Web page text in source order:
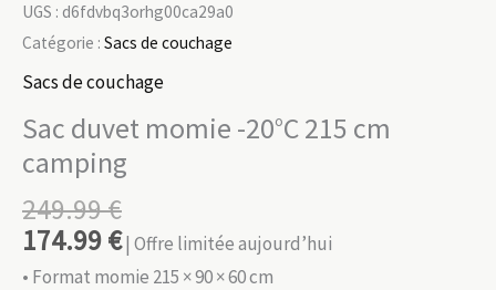
UGS : d6fdvbq3orhg00ca29a0
Catégorie : Sacs de couchage
Sacs de couchage
Sac duvet momie -20°C 215 cm
camping
249.99€
174.99€| Offre limitée aujourd’hui
• Format momie 215 × 90 × 60 cm